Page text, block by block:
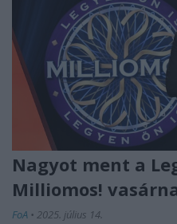
Nagyot ment a
Milliomos!
FoA • 2025. július 14.